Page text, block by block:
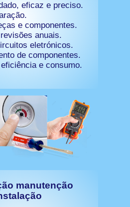
manutenção
eficaz e preciso.
e componentes.
anuais.
eletrónicos.
de componentes.
e consumo.